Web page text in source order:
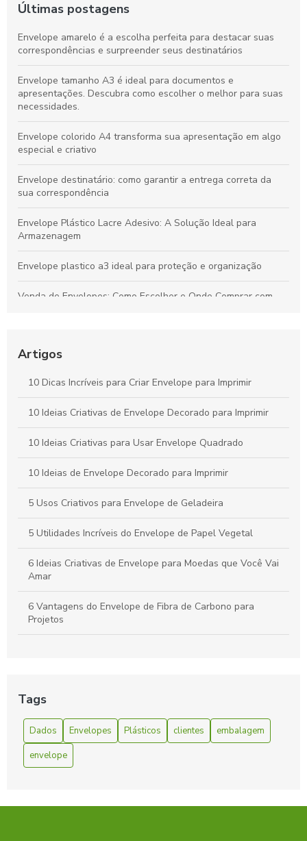
Últimas postagens
Envelope amarelo é a escolha perfeita para destacar suas
correspondências e surpreender seus destinatários
Envelope tamanho A3 é ideal para documentos e
apresentações. Descubra como escolher o melhor para suas
necessidades.
Envelope colorido A4 transforma sua apresentação em algo
especial e criativo
Envelope destinatário: como garantir a entrega correta da
sua correspondência
Envelope Plástico Lacre Adesivo: A Solução Ideal para
Armazenagem
Envelope plastico a3 ideal para proteção e organização
Venda de Envelopes: Como Escolher e Onde Comprar com
e organização
Envelope remetente é essencial para garantir a entrega
correta. Descubra como escolher o ideal para suas
correspondências.
Envelope A4 branco é a escolha ideal para suas
necessidades de apresentação e organização. Descubra suas
Artigos
10 Dicas Incríveis para Criar Envelope para Imprimir
10 Ideias Criativas de Envelope Decorado para Imprimir
10 Ideias Criativas para Usar Envelope Quadrado
10 Ideias de Envelope Decorado para Imprimir
5 Usos Criativos para Envelope de Geladeira
5 Utilidades Incríveis do Envelope de Papel Vegetal
6 Ideias Criativas de Envelope para Moedas que Você Vai
Amar
6 Vantagens do Envelope de Fibra de Carbono para
Projetos
Solucionando Suas Necessidades de Envio Rápido
Benefícios do Envelope Zip Lock
Como escolher Envelope coextrusado com lacre adesivo
Como Escolher o Envelope A4 Ideal para Suas
Tags
Dados Envelopes Plásticos clientes
embalagem
envelope